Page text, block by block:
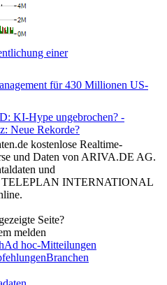
einer
für 430 Millionen US-
KI-Hype ungebrochen? -
Neue Rekorde?
kostenlose Realtime-
und Daten von ARIVA.DE AG.
und
TELEPLAN INTERNATIONAL
.
Seite?
melden
Ad hoc-Mitteilungen
Branchen